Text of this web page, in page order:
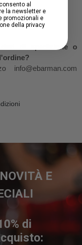
di spedizione o
info@ebarman.com
E
di
al
la newsletter e
promozionali e
della privacy